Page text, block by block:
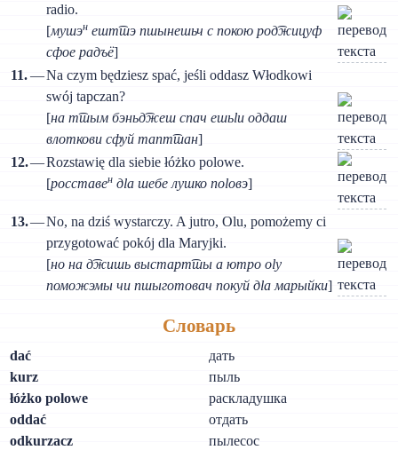
radio.
[мушэн ешт͡шэ пшынешьч с покою род͡жицуф
сфое радъё]
11.—Na czym będziesz spać, jeśli oddasz Włodkowi
swój tapczan?
[на т͡шым бэньд͡жеш спач ешьlи оддаш
влоткови сфуй тапт͡шан]
12.—Rozstawię dla siebie łóżko polowe.
[росставен дlа шебе лушко поlовэ]
13.—No, na dziś wystarczy. A jutro, Olu, pomożemy ci
przygotować pokój dla Maryjki.
[но на д͡жишь выстарт͡шы а ютро оlу
поможэмы чи пшыготовач покуй дlа марыйки]
Словарь
dać
kurz
łóżko polowe
oddać
odkurzacz
дать
пыль
раскладушка
отдать
пылесос